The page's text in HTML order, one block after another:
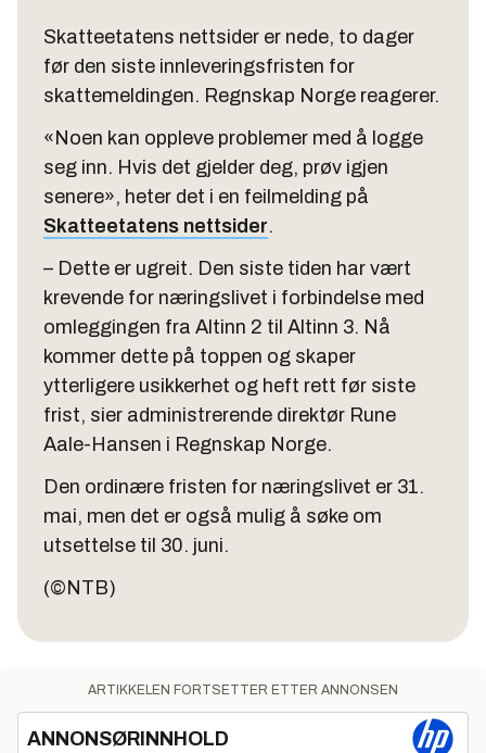
Skatteetatens nettsider er nede, to dager
før den siste innleveringsfristen for
skattemeldingen. Regnskap Norge reagerer.
«Noen kan oppleve problemer med å logge
seg inn. Hvis det gjelder deg, prøv igjen
senere», heter det i en feilmelding på
Skatteetatens nettsider.
– Dette er ugreit. Den siste tiden har vært
krevende for næringslivet i forbindelse med
omleggingen fra Altinn 2 til Altinn 3. Nå
kommer dette på toppen og skaper
ytterligere usikkerhet og heft rett før siste
frist, sier administrerende direktør Rune
Aale-Hansen i Regnskap Norge.
Den ordinære fristen for næringslivet er 31.
mai, men det er også mulig å søke om
utsettelse til 30. juni.
(©NTB)
ARTIKKELEN FORTSETTER ETTER ANNONSEN
ANNONSØRINNHOLD